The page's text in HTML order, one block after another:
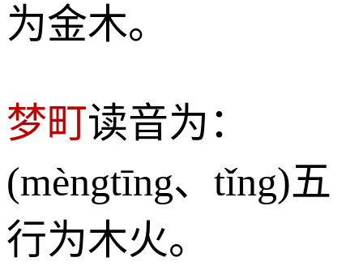
为金木。
梦町读音为：
(mèngtīng、tǐng)五
行为木火。